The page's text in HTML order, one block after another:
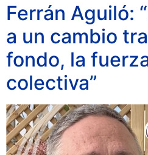
Ferrán Aguiló:
a un cambio
fondo, la
colectiva”